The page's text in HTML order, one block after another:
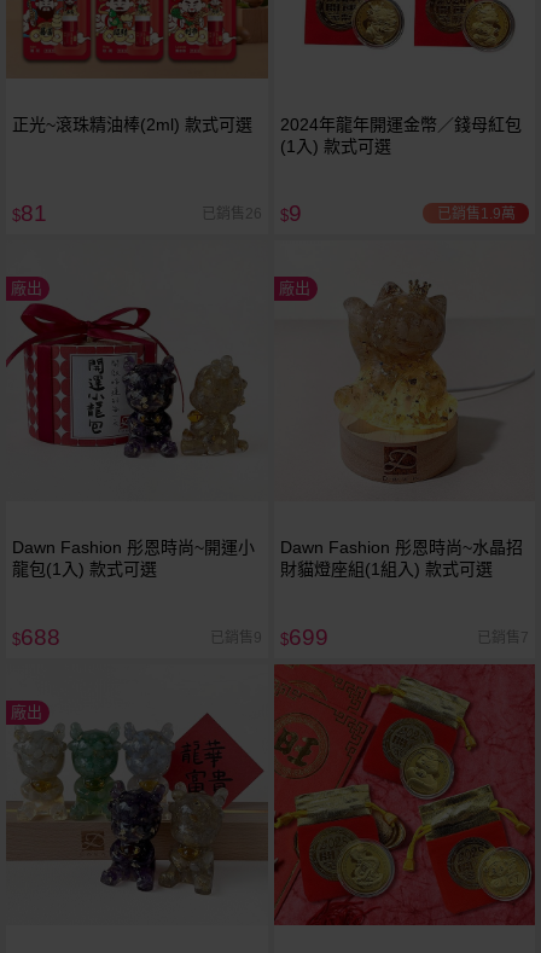
正光~滾珠精油棒(2ml) 款式可選
$81 已銷售26
2024年龍年開運金幣／錢母紅包
(1入) 款式可選
$9 已銷售1.9萬
廠出
Dawn Fashion 彤恩時尚~開運小
龍包(1入) 款式可選
$688 已銷售9
廠出
Dawn Fashion 彤恩時尚~水晶招
財貓燈座組(1組入) 款式可選
$699 已銷售7
廠出